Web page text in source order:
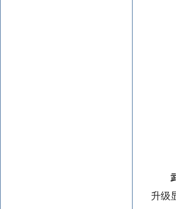
升级